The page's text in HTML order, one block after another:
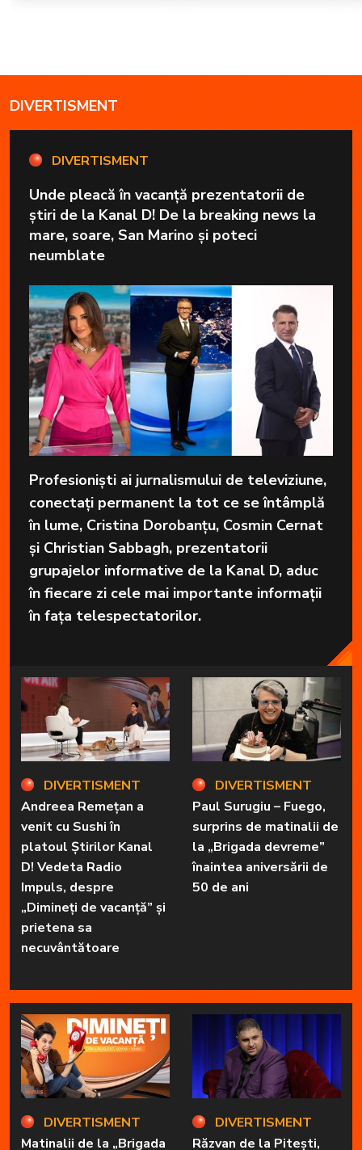
DIVERTISMENT
DIVERTISMENT
Unde pleacă în vacanță prezentatorii de
știri de la Kanal D! De la breaking news la
mare, soare, San Marino și poteci
neumblate
Profesioniști ai jurnalismului de televiziune,
conectați permanent la tot ce se întâmplă
în lume, Cristina Dorobanțu, Cosmin Cernat
și Christian Sabbagh, prezentatorii
grupajelor informative de la Kanal D, aduc
în fiecare zi cele mai importante informații
în fața telespectatorilor.
DIVERTISMENT
Andreea Remețan a
venit cu Sushi în
platoul Știrilor Kanal
D! Vedeta Radio
Impuls, despre
„Dimineți de vacanță” și
prietena sa
necuvântătoare
DIVERTISMENT
Matinalii de la „Brigada
DIVERTISMENT
Paul Surugiu – Fuego,
surprins de matinalii de
la „Brigada devreme”
înaintea aniversării de
50 de ani
DIVERTISMENT
Răzvan de la Pitești,